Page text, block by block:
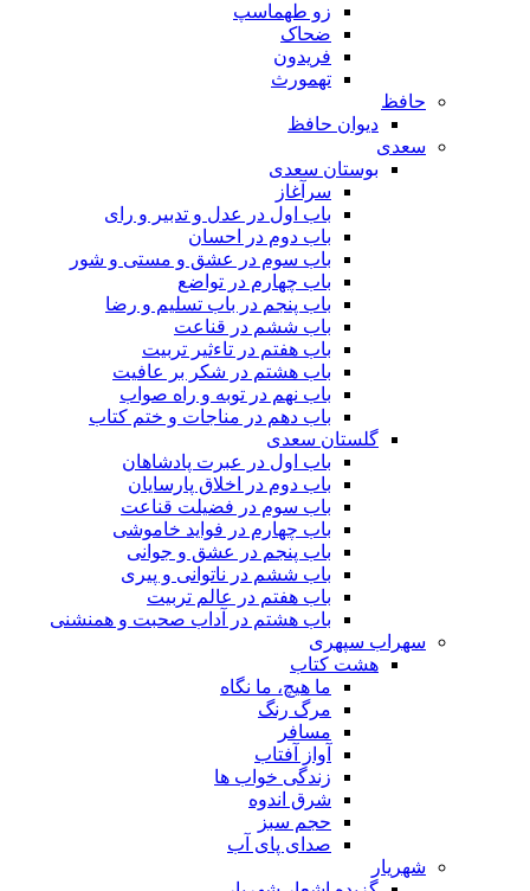
زو طهماسپ‏
ضحاک
فریدون
تهمورث
حافظ
دیوان حافظ
سعدی
بوستان سعدی
سرآغاز
باب اول در عدل و تدبیر و رای
باب دوم در احسان
باب سوم در عشق و مستی و شور
باب چهارم در تواضع
باب پنجم در باب تسلیم و رضا
باب ششم در قناعت
باب هفتم در تاءثیر تربیت
باب هشتم در شکر بر عافیت
باب نهم در توبه و راه صواب
باب دهم در مناجات و ختم کتاب
گلستان سعدی
باب اول در عبرت پادشاهان
باب دوم در اخلاق پارسایان
باب سوم در فضیلت قناعت
باب چهارم در فواید خاموشى
باب پنجم در عشق و جوانى
باب ششم در ناتوانى و پیرى
باب هفتم در عالم تربیت
باب هشتم در آداب صحبت و همنشنى
سهراب سپهری
هشت کتاب
ما هیچ، ما نگاه
مرگ رنگ
مسافر
آواز آفتاب
زندگی خواب ها
شرق اندوه
حجم سبز
صدای پای آب
شهریار